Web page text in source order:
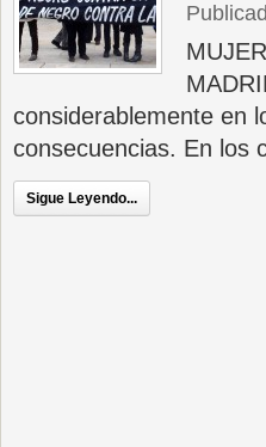
considerablemente en
consecuencias. En los
Sigue Leyendo...